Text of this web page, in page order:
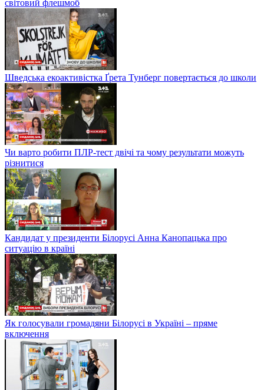
світовий флешмоб
Шведська екоактивістка Ґрета Тунберг повертається до школи
Чи варто робити ПЛР-тест двічі та чому результати можуть
різнитися
Кандидат у президенти Білорусі Анна Канопацька про
ситуацію в країні
Як голосували громадяни Білорусі в Україні – пряме
включення